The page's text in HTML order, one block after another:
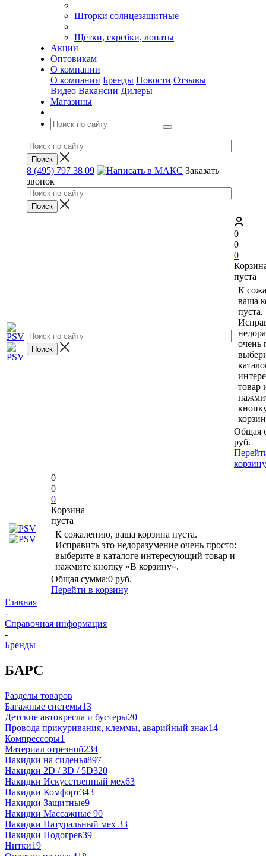
Шторки солнцезащитные
Щётки, скребки, лопаты
Акции
Оптовикам
О компании
О компании Бренды Новости Отзывы
Видео Вакансии Дилеры
Магазины
8 (495) 797 38 09
Заказать
звонок
0
0
0
пуста
К
ваша
пуста.
очень
товар
Общая
руб.
корзину
0
0
0
Корзина
пуста
К сожалению, ваша корзина пуста.
Исправить это недоразумение очень просто:
выберите в каталоге интересующий товар и
нажмите кнопку «В корзину».
Общая сумма:0 руб.
Перейти в корзину
Главная
-
Справочная информация
-
Бренды
БАРС
Разделы товаров
Багажные системы13
Детские автокресла и бустеры20
Провода прикуривания, клеммы, аварийный знак14
Компрессоры1
Материал отрезной234
Накидки на сиденья897
Накидки 2D / 3D / 5D320
Накидки Искусственный мех63
Накидки Комфорт343
Накидки Защитные9
Накидки Массажные 90
Накидки Натуральный мех 33
Накидки Подогрев39
Нитки19